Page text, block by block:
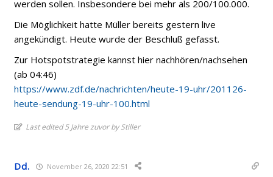
werden sollen. Insbesondere bei mehr als 200/100.000.
Die Möglichkeit hatte Müller bereits gestern live
angekündigt. Heute wurde der Beschluß gefasst.
Zur Hotspotstrategie kannst hier nachhören/nachsehen
(ab 04:46)
https://www.zdf.de/nachrichten/heute-19-uhr/201126-
heute-sendung-19-uhr-100.html
Last edited 5 Jahre zuvor by Stiller
Dd. November 26, 2020 22:51